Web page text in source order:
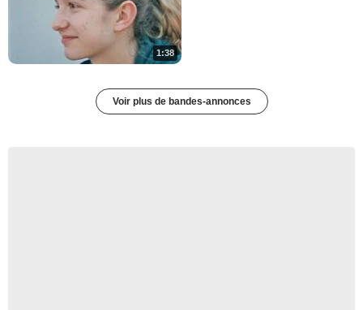
1:38
Voir plus de bandes-annonces